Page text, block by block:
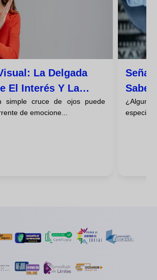
La Delgada
El Interés Y La
simple cruce de ojos puede
de emocione...
Saber
Por
¿Alguna
especial